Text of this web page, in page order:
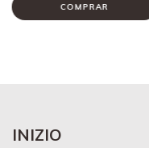
COMPRAR
INIZIO